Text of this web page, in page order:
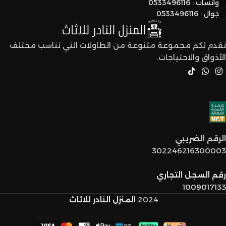
واتساب : 0533496116
جوال : 0533496116
نقدم لكم مجموعة متنوعة من الطاولات التي تناسب مختلف
الأذواق والاحتياجات.
الرقم الضريبي
302246216300003
رقم السجل التجاري
1009017133
2024
المنزل النادر للاثاث.